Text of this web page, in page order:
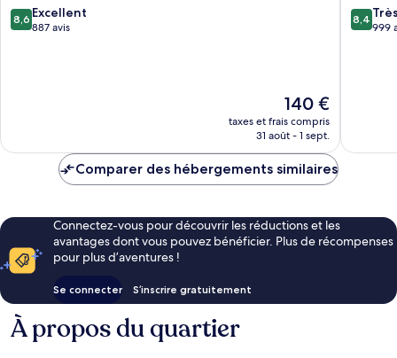
Saint-
Laurent-
8.6
sur
8,6 Excellent
887 avis
Le
nouveau
prix
de
140 €
taxes et frais compris
31 août - 1 sept.
by
IHG
8.4
sur
8,4
999
Comparer des hébergements similaires
Connectez-vous pour découvrir les réductions et les
avantages dont vous pouvez bénéficier. Plus de récompenses
pour plus d’aventures !
Se connecter S’inscrire gratuitement
À propos du quartier